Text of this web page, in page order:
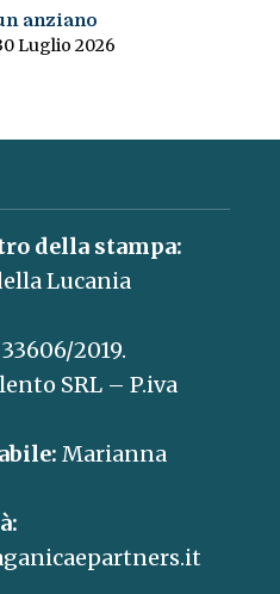
anziano
Luglio 2026
della stampa:
Lucania
2019.
SRL – P.iva
Marianna